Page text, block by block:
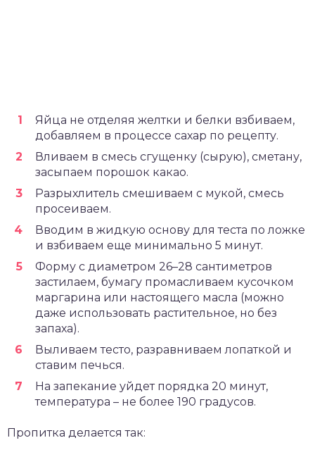
Яйца не отделяя желтки и белки взбиваем,
добавляем в процессе сахар по рецепту.
Вливаем в смесь сгущенку (сырую), сметану,
засыпаем порошок какао.
Разрыхлитель смешиваем с мукой, смесь
просеиваем.
Вводим в жидкую основу для теста по ложке
и взбиваем еще минимально 5 минут.
Форму с диаметром 26–28 сантиметров
застилаем, бумагу промасливаем кусочком
маргарина или настоящего масла (можно
даже использовать растительное, но без
запаха).
Выливаем тесто, разравниваем лопаткой и
ставим печься.
На запекание уйдет порядка 20 минут,
температура – не более 190 градусов.
Пропитка делается так: